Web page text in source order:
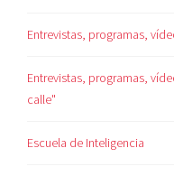
Entrevistas, programas,
Entrevistas, programas,
calle"
Escuela de Inteligencia